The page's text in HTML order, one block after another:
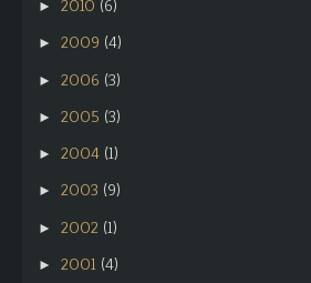
► 2010 (6)
► 2009 (4)
► 2006 (3)
► 2005 (3)
► 2004 (1)
► 2003 (9)
► 2002 (1)
► 2001 (4)